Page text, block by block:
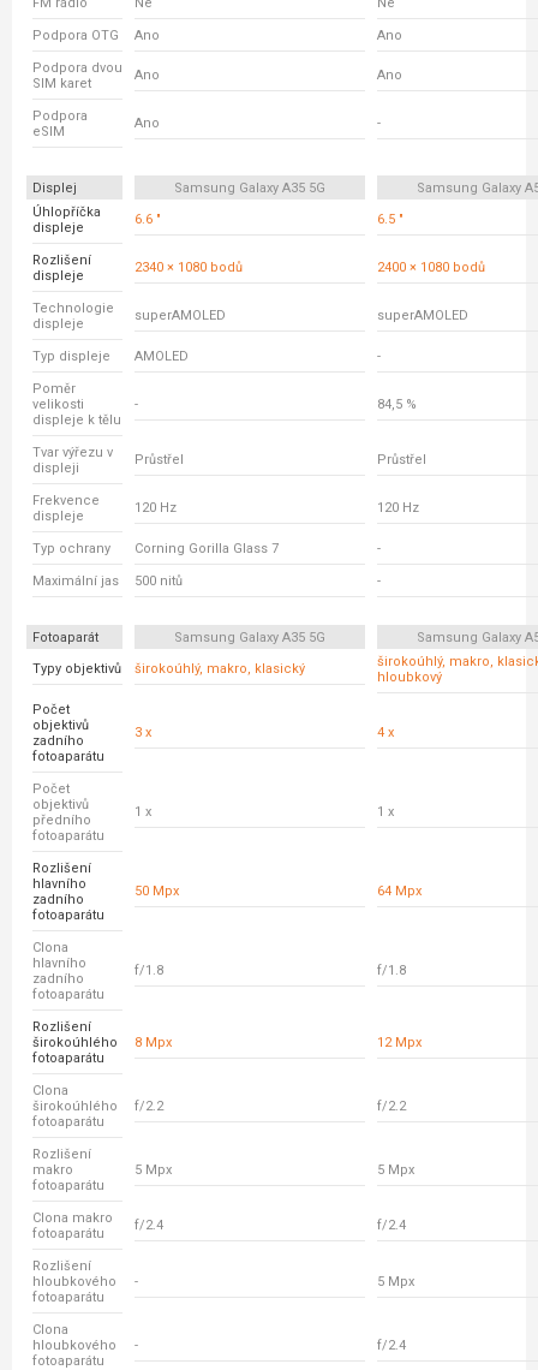
Podpora OTG Ano Ano
Podpora dvou
SIM karet
Ano Ano
Podpora
eSIM
Ano -
Displej Samsung Galaxy A35 5G
Samsung Galaxy
Úhlopříčka
displeje
6.6 " 6.5 "
Rozlišení
displeje
2340 × 1080 bodů 2400 × 1080 bodů
Technologie
displeje
superAMOLED superAMOLED
Typ displeje AMOLED -
Poměr
velikosti
displeje k tělu
- 84,5 %
Tvar výřezu v
displeji
Průstřel Průstřel
Frekvence
displeje
120 Hz 120 Hz
Typ ochrany Corning Gorilla Glass 7 -
Maximální jas 500 nitů -
Fotoaparát Samsung Galaxy A35 5G
Samsung Galaxy
Typy objektivů
širokoúhlý, makro, klasický
širokoúhlý, makro,
hloubkový
Počet
objektivů
zadního
fotoaparátu
3 x 4 x
Počet
objektivů
předního
fotoaparátu
1 x 1 x
Rozlišení
hlavního
zadního
fotoaparátu
50 Mpx 64 Mpx
Clona
hlavního
zadního
fotoaparátu
f/1.8 f/1.8
Rozlišení
širokoúhlého
fotoaparátu
8 Mpx 12 Mpx
Clona
širokoúhlého
fotoaparátu
f/2.2 f/2.2
Rozlišení
makro
fotoaparátu
5 Mpx 5 Mpx
Clona makro
fotoaparátu
f/2.4 f/2.4
Rozlišení
hloubkového
fotoaparátu
- 5 Mpx
Clona
hloubkového
fotoaparátu
- f/2.4